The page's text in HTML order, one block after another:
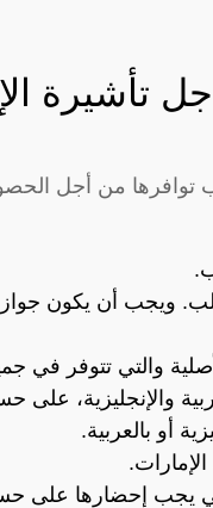
تأشيرة
توافرها من أجل
ويجب أن يكون جواز
والتي تتوفر في
العربية والإنجليزية،
أو بالعربية.
يجب إحضارها على